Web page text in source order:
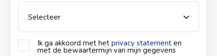
PrivacyIk ga akkoord met het privacy statement en
met de bewaartermijn van mijn gegevens